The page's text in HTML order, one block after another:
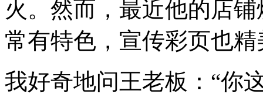
火。然而，最近他的店
常有特色，宣传彩页也
我好奇地问王老板：“你